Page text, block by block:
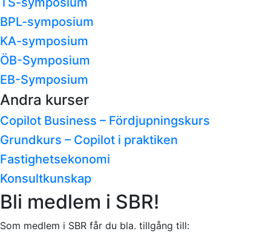
BPL-symposium
KA-symposium
ÖB-Symposium
EB-Symposium
Andra kurser
Copilot Business – Fördjupningskurs
Grundkurs – Copilot i praktiken
Fastighetsekonomi
Konsultkunskap
Bli medlem i SBR!
Som medlem i SBR får du bla. tillgång till: